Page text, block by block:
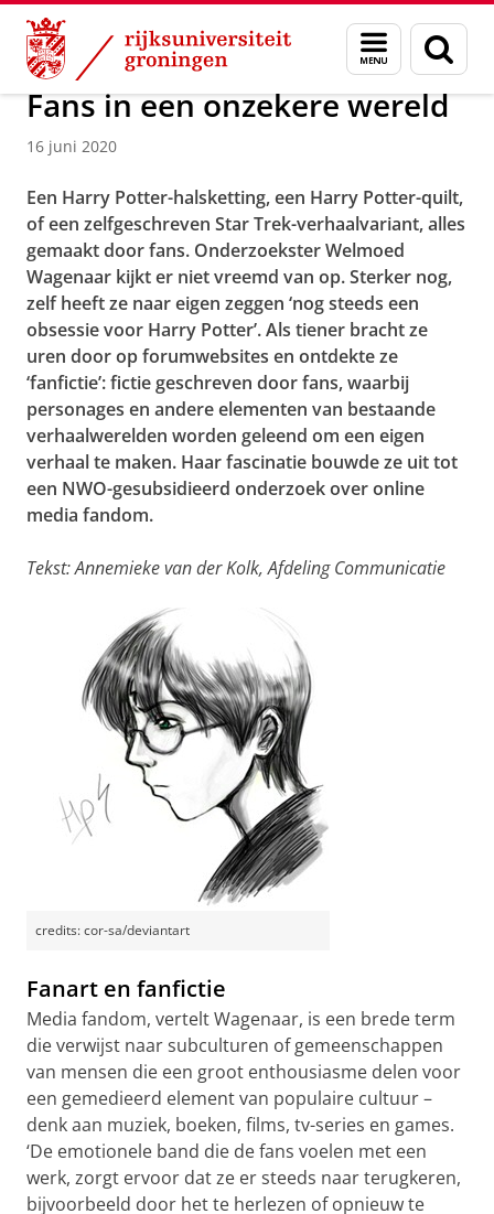
Skip
Content
Skip
Navigation
Menu
en
zoeken
Over ons Actueel Nieuws Nieuwsberichten
Fans in een onzekere wereld
16 juni 2020
Een Harry Potter-halsketting, een Harry Potter-quilt,
of een zelfgeschreven Star Trek-verhaalvariant, alles
gemaakt door fans. Onderzoekster Welmoed
Wagenaar kijkt er niet vreemd van op. Sterker nog,
zelf heeft ze naar eigen zeggen ‘nog steeds een
obsessie voor Harry Potter’. Als tiener bracht ze
uren door op forumwebsites en ontdekte ze
‘fanfictie’: fictie geschreven door fans, waarbij
personages en andere elementen van bestaande
verhaalwerelden worden geleend om een eigen
verhaal te maken. Haar fascinatie bouwde ze uit tot
een NWO-gesubsidieerd onderzoek over online
media fandom.
Tekst: Annemieke van der Kolk, Afdeling Communicatie
credits: cor-sa/deviantart
Fanart en fanfictie
Media fandom, vertelt Wagenaar, is een brede term
die verwijst naar subculturen of gemeenschappen
van mensen die een groot enthousiasme delen voor
een gemedieerd element van populaire cultuur –
denk aan muziek, boeken, films, tv-series en games.
‘De emotionele band die de fans voelen met een
werk, zorgt ervoor dat ze er steeds naar terugkeren,
bijvoorbeeld door het te herlezen of opnieuw te